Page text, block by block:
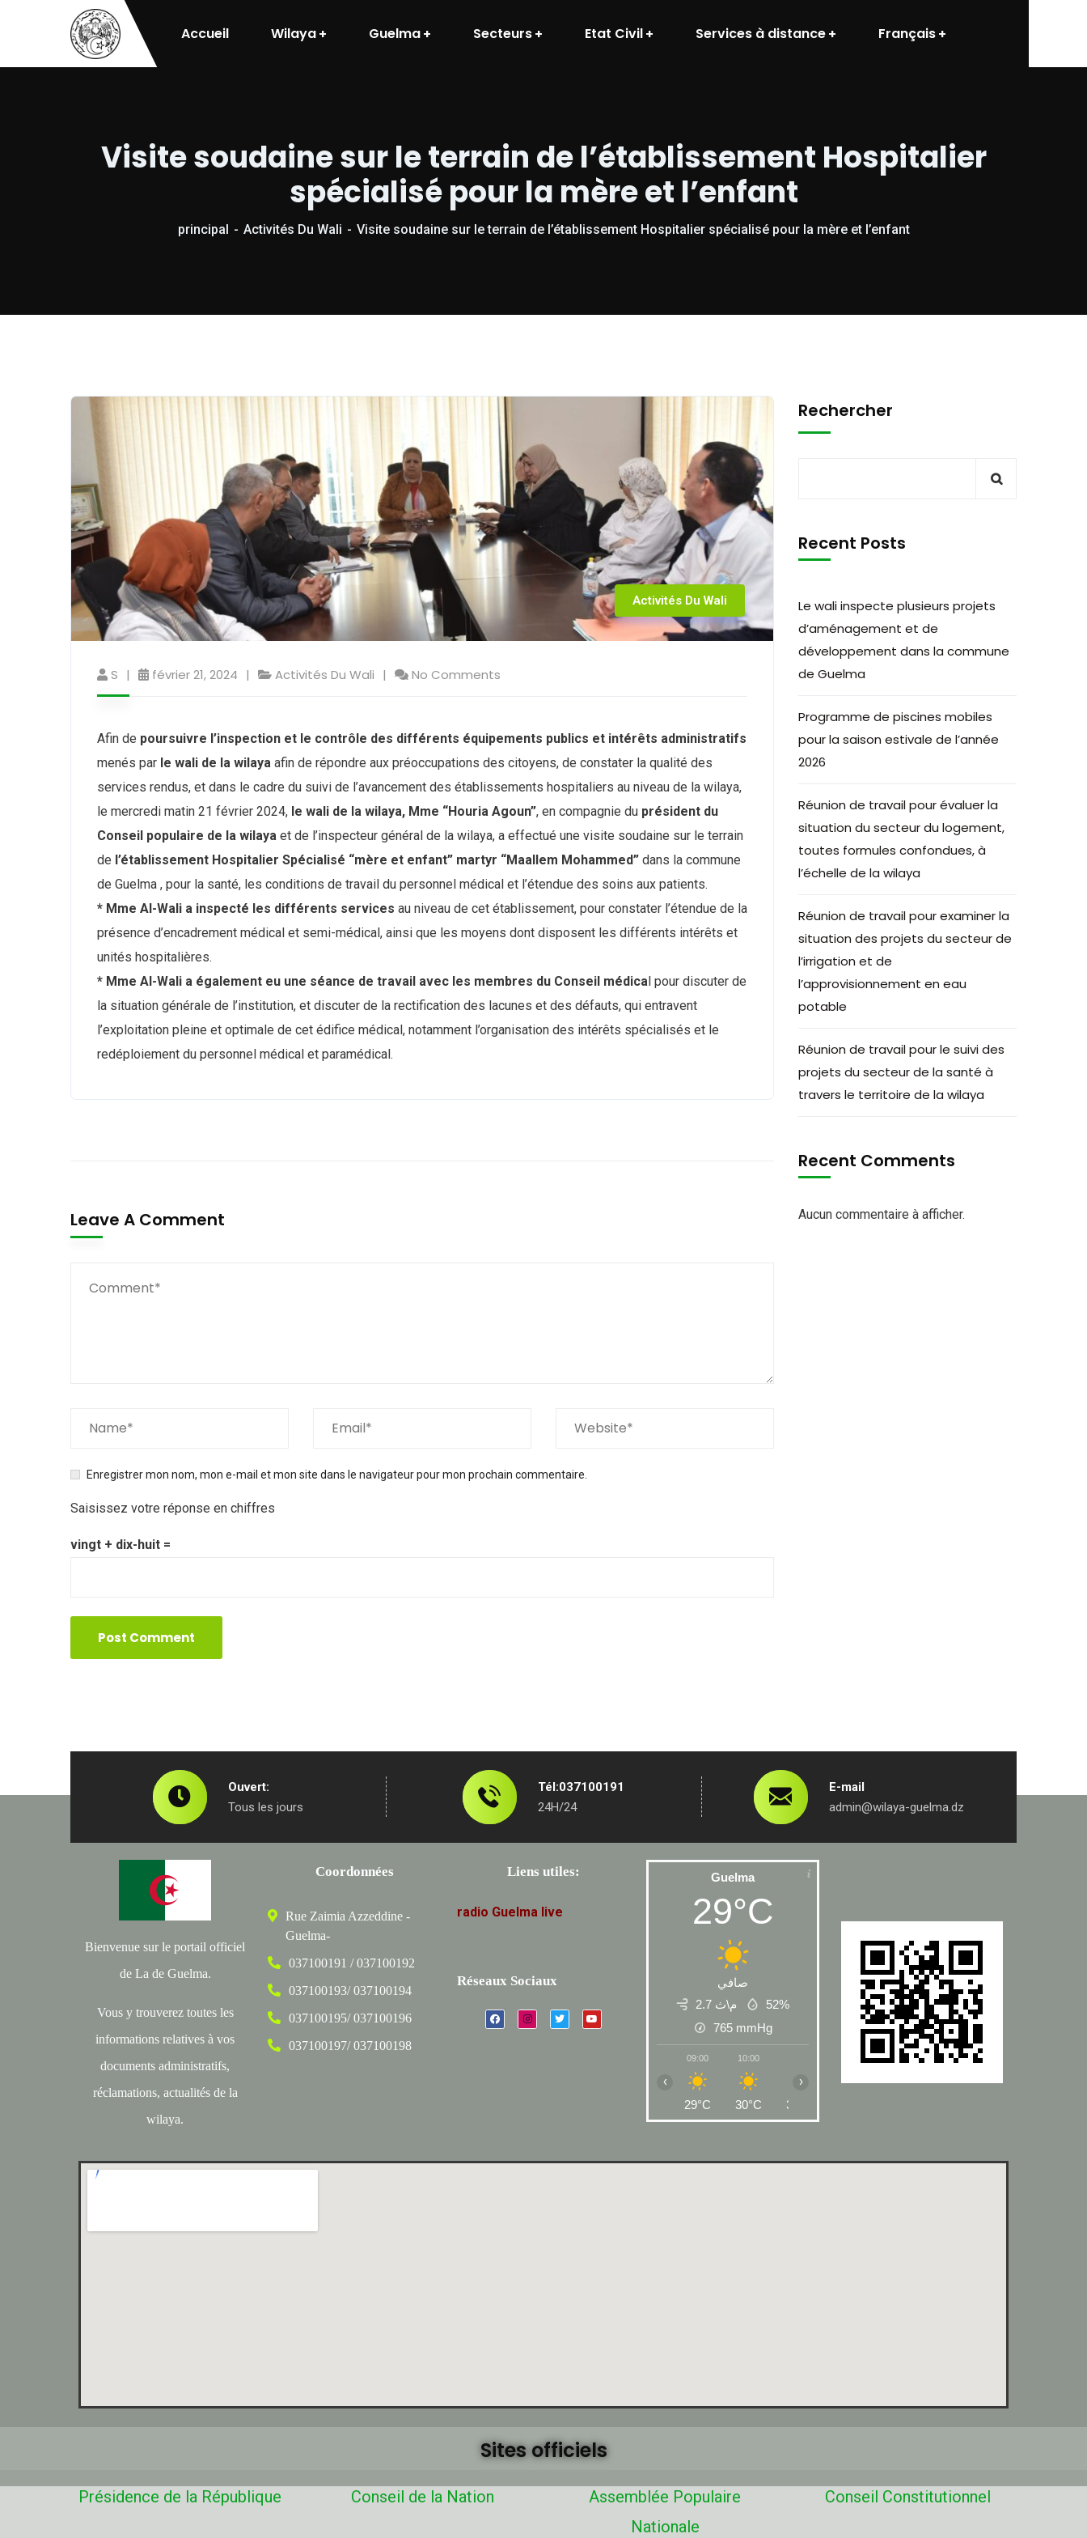
Accueil Wilaya Guelma Secteurs Etat Civil Services à distance Français
Visite soudaine sur le terrain de l’établissement Hospitalier
spécialisé pour la mère et l’enfant
principal Activités Du Wali Visite soudaine sur le terrain de l’établissement Hospitalier spécialisé pour la mère et l’enfant
Activités Du Wali
S février 21, 2024 Activités Du Wali No Comments
Afin de poursuivre l’inspection et le contrôle des différents équipements publics et intérêts administratifs
menés par le wali de la wilaya afin de répondre aux préoccupations des citoyens, de constater la qualité des
services rendus, et dans le cadre du suivi de l’avancement des établissements hospitaliers au niveau de la wilaya,
le mercredi matin 21 février 2024, le wali de la wilaya, Mme “Houria Agoun”, en compagnie du président du
Conseil populaire de la wilaya et de l’inspecteur général de la wilaya, a effectué une visite soudaine sur le terrain
de l’établissement Hospitalier Spécialisé “mère et enfant” martyr “Maallem Mohammed” dans la commune
de Guelma , pour la santé, les conditions de travail du personnel médical et l’étendue des soins aux patients.
* Mme Al-Wali a inspecté les différents services au niveau de cet établissement, pour constater l’étendue de la
présence d’encadrement médical et semi-médical, ainsi que les moyens dont disposent les différents intérêts et
unités hospitalières.
* Mme Al-Wali a également eu une séance de travail avec les membres du Conseil médical pour discuter de
la situation générale de l’institution, et discuter de la rectification des lacunes et des défauts, qui entravent
l’exploitation pleine et optimale de cet édifice médical, notamment l’organisation des intérêts spécialisés et le
redéploiement du personnel médical et paramédical.
Leave A Comment
Enregistrer mon nom, mon e-mail et mon site dans le navigateur pour mon prochain commentaire.
Saisissez votre réponse en chiffres
vingt + dix-huit =
Rechercher
Recent Posts
Le wali inspecte plusieurs projets
d’aménagement et de
développement dans la commune
de Guelma
Programme de piscines mobiles
pour la saison estivale de l’année
2026
Réunion de travail pour évaluer la
situation du secteur du logement,
toutes formules confondues, à
l’échelle de la wilaya
Réunion de travail pour examiner la
situation des projets du secteur de
l’irrigation et de
l’approvisionnement en eau
potable
Réunion de travail pour le suivi des
projets du secteur de la santé à
travers le territoire de la wilaya
Recent Comments
Aucun commentaire à afficher.
Ouvert:
Tous les jours
Tél:037100191
24H/24
E-mail
admin@wilaya-guelma.dz
Bienvenue sur le portail officiel
de La de Guelma.
Vous y trouverez toutes les
informations relatives à vos
documents administratifs,
réclamations, actualités de la
wilaya.
Coordonnées
Rue Zaimia Azzeddine -
Guelma-
037100191 / 037100192
037100193/ 037100194
037100195/ 037100196
037100197/ 037100198
Liens utiles:
radio Guelma live
Réseaux Sociaux
Guelma
29°C
صافي
2.7 م\ث
52%
765 mmHg
09:00
29°C
10:00
30°C 32°C
14:00
‹ ›
Sites officiels
Présidence de la République Conseil de la Nation
Assemblée Populaire
Nationale
Conseil Constitutionnel